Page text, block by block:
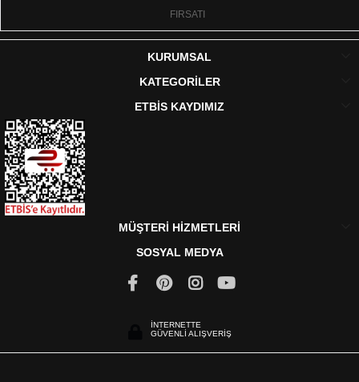
FIRSATI
KURUMSAL
KATEGORİLER
ETBİS KAYDIMIZ
MÜŞTERİ HİZMETLERİ
SOSYAL MEDYA
İNTERNETTE
GÜVENLİ ALIŞVERİŞ